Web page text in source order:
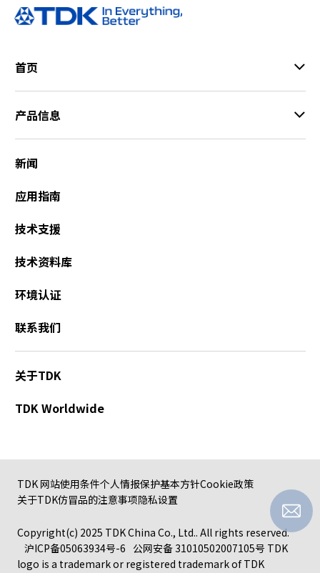
首页
产品信息
新闻
应用指南
技术支援
技术资料库
环境认证
联系我们
关于TDK
TDK Worldwide
TDK 网站使用条件个人情报保护基本方针Cookie政策
关于TDK仿冒品的注意事项隐私设置
Copyright(c) 2025 TDK China Co., Ltd.. All rights reserved.
沪ICP备05063934号-6 公网安备 31010502007105号 TDK
logo is a trademark or registered trademark of TDK